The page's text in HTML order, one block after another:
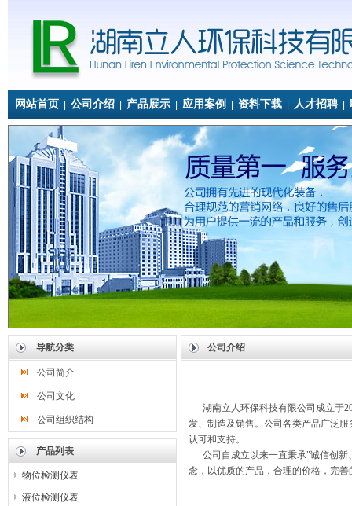
网站首页 公司介绍 产品展示 应用案例 资料下载 人才招聘
导航分类
公司简介
公司文化
公司组织结构
产品列表
物位检测仪表
液位检测仪表
公司介绍
湖南立人环保科技有限公司成立于
发、制造及销售。公司各类产品广泛
认可和支持。
公司自成立以来一直秉承"诚信创新
念，以优质的产品，合理的价格，完